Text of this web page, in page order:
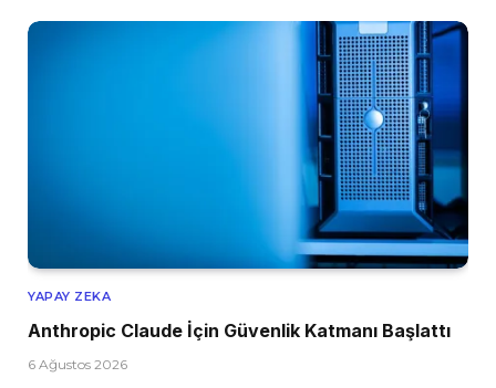
YAPAY ZEKA
Anthropic Claude İçin Güvenlik Katmanı Başlattı
6 Ağustos 2026